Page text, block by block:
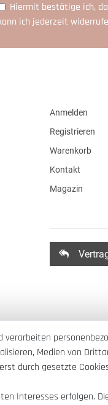
Hiermit bestätige ich,
ich jederzeit
Anmelden
Registrieren
Warenkorb
Kontakt
Magazin
Medien von
durch gesetzte
Interesses erfolgen.